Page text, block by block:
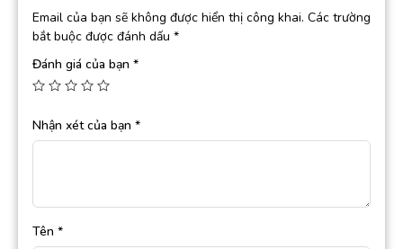
Email của bạn sẽ không được hiển thị công khai. Các trường
bắt buộc được đánh dấu *
Đánh giá của bạn *
Nhận xét của bạn *
Tên *